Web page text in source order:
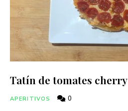
Tatín de tomates cherry
APERITIVOS 0